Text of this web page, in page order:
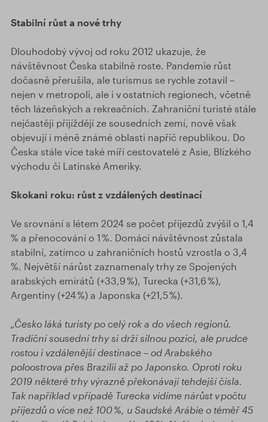
Stabilní růst a nové trhy
Dlouhodobý vývoj od roku 2012 ukazuje, že
návštěvnost Česka stabilně roste. Pandemie růst
dočasně přerušila, ale turismus se rychle zotavil –
nejen v metropoli, ale i v ostatních regionech, včetně
těch lázeňských a rekreačních. Zahraniční turisté stále
nejčastěji přijíždějí ze sousedních zemí, nově však
objevují i méně známé oblasti napříč republikou. Do
Česka stále více také míří cestovatelé z Asie, Blízkého
východu či Latinské Ameriky.
Skokani roku: růst z vzdálených destinací
Ve srovnání s létem 2024 se počet příjezdů zvýšil o 1,4
% a přenocování o 1 %. Domácí návštěvnost zůstala
stabilní, zatímco u zahraničních hostů vzrostla o 3,4
%. Největší nárůst zaznamenaly trhy ze Spojených
arabských emirátů (+33,9 %), Turecka (+31,6 %),
Argentiny (+24 %) a Japonska (+21,5 %).
„Česko láká turisty po celý rok a do všech regionů.
Tradiční sousední trhy si drží silnou pozici, ale prudce
rostou i vzdálenější destinace – od Arabského
poloostrova přes Brazílii až po Japonsko. Oproti roku
2019 některé trhy výrazně překonávají tehdejší čísla.
Tak například v případě Turecka vidíme nárůst v počtu
příjezdů o více než 100 %, u Saudské Arábie o téměř 45